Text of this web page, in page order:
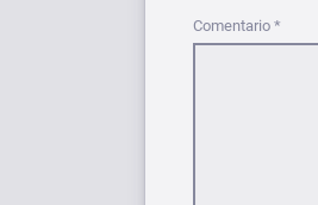
Comentario *